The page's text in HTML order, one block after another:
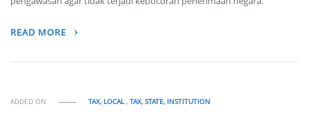
READ MORE
ADDED ON TAX, LOCAL,TAX, STATE, INSTITUTION